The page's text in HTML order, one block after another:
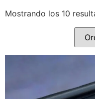
Mostrando los 10